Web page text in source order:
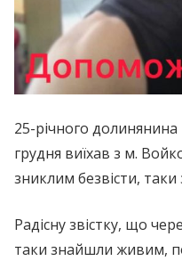
25-річного
грудня виїхав з м.
зниклим безвісти,
Радісну звістку, що
таки знайшли живим,